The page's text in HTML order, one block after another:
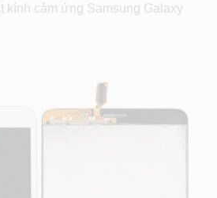
kính cảm ứng Samsung Galaxy